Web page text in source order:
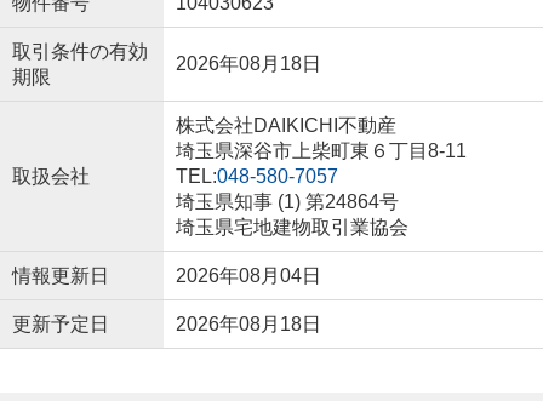
取引条件の有効
期限
2026年08月18日
取扱会社
株式会社DAIKICHI不動産
埼玉県深谷市上柴町東６丁目8-11
TEL:048-580-7057
埼玉県知事 (1) 第24864号
埼玉県宅地建物取引業協会
情報更新日 2026年08月04日
更新予定日 2026年08月18日